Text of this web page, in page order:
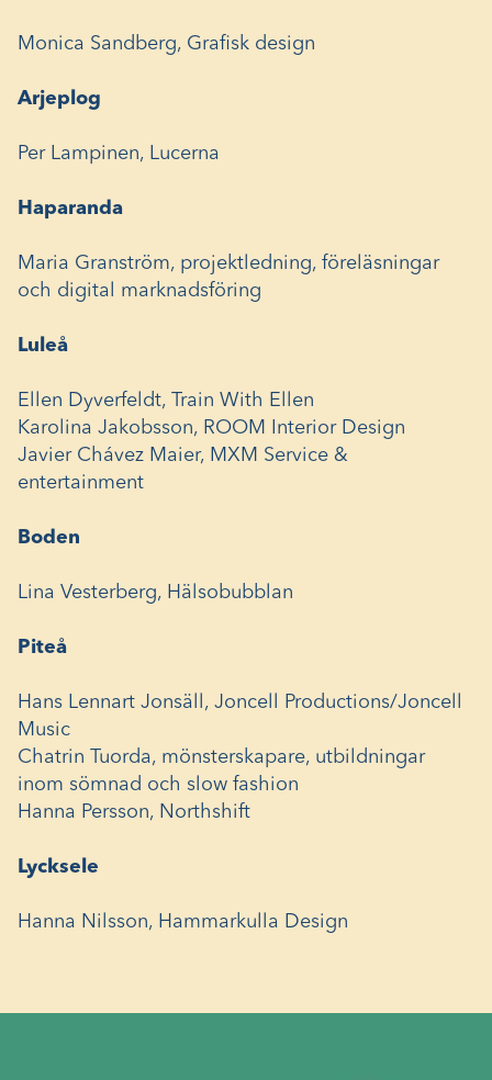
Monica Sandberg, Grafisk design
Arjeplog
Per Lampinen, Lucerna
Haparanda
Maria Granström, projektledning, föreläsningar
och digital marknadsföring
Luleå
Ellen Dyverfeldt, Train With Ellen
Karolina Jakobsson, ROOM Interior Design
Javier Chávez Maier, MXM Service &
entertainment
Boden
Lina Vesterberg, Hälsobubblan
Piteå
Hans Lennart Jonsäll, Joncell Productions/Joncell
Music
Chatrin Tuorda, mönsterskapare, utbildningar
inom sömnad och slow fashion
Hanna Persson, Northshift
Lycksele
Hanna Nilsson, Hammarkulla Design